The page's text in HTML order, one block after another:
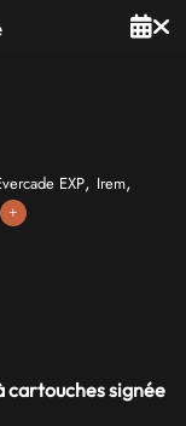
EXP, Irem,
+
cartouches signée